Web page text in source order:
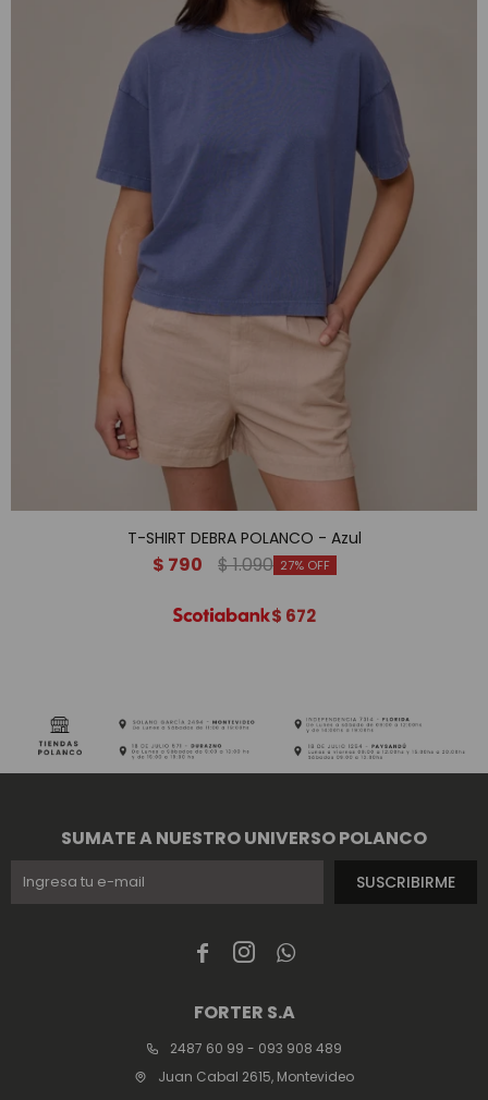
T-SHIRT DEBRA POLANCO - Azul
$ 790 $1.090 27
$ 672
  
FORTER S.A
2487 60 99 - 093 908 489
Juan Cabal 2615, Montevideo
SUMATE A NUESTRO UNIVERSO POLANCO
SUSCRIBIRME